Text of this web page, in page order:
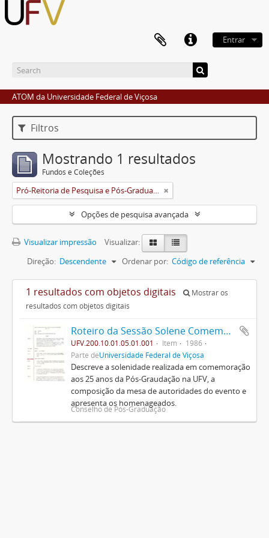
Entrar
ATOM da Universidade Federal de Viçosa
Filtros
Mostrando 1 resultados
Fundos e Coleções
Pró-Reitoria de Pesquisa e Pós-Graduação
Opções de pesquisa avançada
Visualizar impressão
Visualizar:
Ordenar por: Código de referência
Direção: Descendente
1 resultados com objetos digitais
Mostrar os
resultados com objetos digitais
Roteiro da Sessão Solene Comemorativa do Jubileu de Prata da Pós-Graduação na U.F.V.
UFV.200.10.01.05.01.001 Item
1986
Parte deUniversidade Federal de Viçosa
Descreve a solenidade realizada em comemoração
aos 25 anos da Pós-Graudação na UFV, a
composição da mesa de autoridades do evento e
apresenta os homenageados.
Conselho de Pós-Graduação